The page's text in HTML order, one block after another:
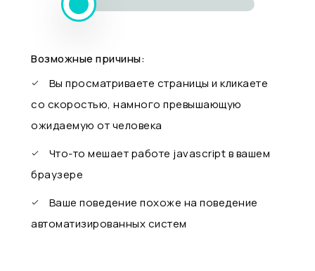
Возможные причины:
Вы просматриваете страницы и кликаете
со скоростью, намного превышающую
ожидаемую от человека
Что-то мешает работе javascript в вашем
браузере
Ваше поведение похоже на поведение
автоматизированных систем